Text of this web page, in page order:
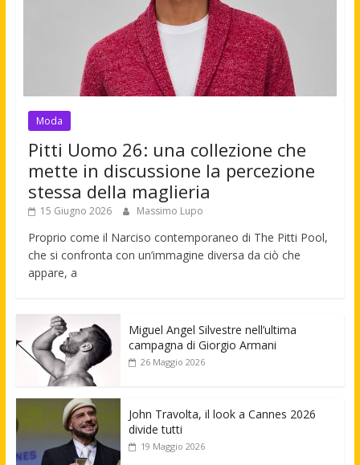
Moda
Pitti Uomo 26: una collezione che
mette in discussione la percezione
stessa della maglieria
15 Giugno 2026 Massimo Lupo
Proprio come il Narciso contemporaneo di The Pitti Pool,
che si confronta con un’immagine diversa da ciò che
appare, a
Miguel Angel Silvestre nell’ultima
campagna di Giorgio Armani
26 Maggio 2026
John Travolta, il look a Cannes 2026
divide tutti
19 Maggio 2026